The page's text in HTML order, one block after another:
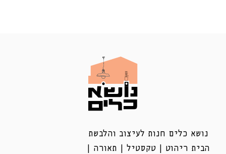
נושא כלים חנות לעיצוב והלבשת
הבית ריהוט | טקסטיל | תאורה |